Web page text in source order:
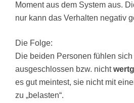
Moment aus dem System aus.
nur kann das Verhalten negativ
Die Folge:
Die beiden Personen fühlen sich
ausgeschlossen bzw. nicht
es gut meintest, sie nicht mit
zu „belasten“.